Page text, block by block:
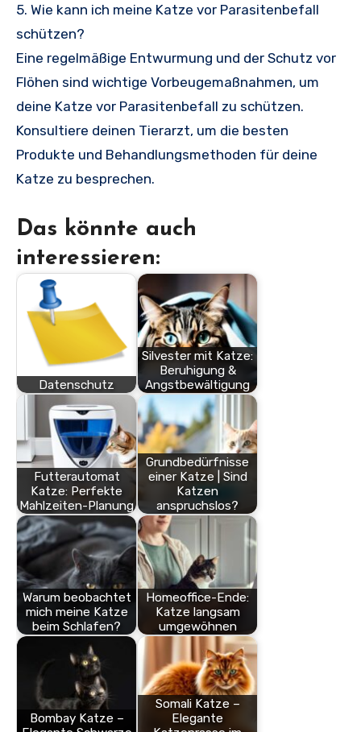
5. Wie kann ich meine Katze vor Parasitenbefall
schützen?
Eine regelmäßige Entwurmung und der Schutz vor
Flöhen sind wichtige Vorbeugemaßnahmen, um
deine Katze vor Parasitenbefall zu schützen.
Konsultiere deinen Tierarzt, um die besten
Produkte und Behandlungsmethoden für deine
Katze zu besprechen.
Das könnte auch
interessieren:
Datenschutz
Silvester mit Katze:
Beruhigung &
Angstbewältigung
Futterautomat
Katze: Perfekte
Mahlzeiten-Planung
Grundbedürfnisse
einer Katze | Sind
Katzen
anspruchslos?
Warum beobachtet
mich meine Katze
beim Schlafen?
Homeoffice-Ende:
Katze langsam
umgewöhnen
Bombay Katze –
Somali Katze –
Elegante